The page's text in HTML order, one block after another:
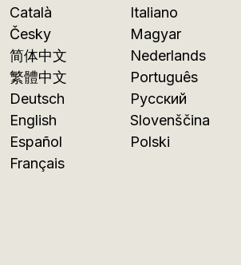
Català
Česky
简体中文
繁體中文
Deutsch
English
Español
Français
Italiano
Magyar
Nederlands
Português
Русский
Slovenščina
Polski